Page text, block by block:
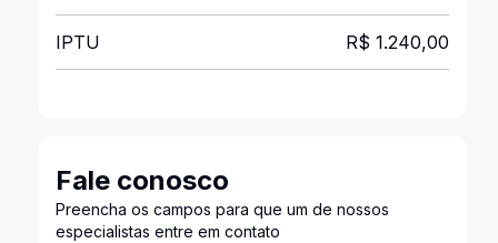
IPTU R$ 1.240,00
Fale conosco
Preencha os campos para que um de nossos
especialistas entre em contato